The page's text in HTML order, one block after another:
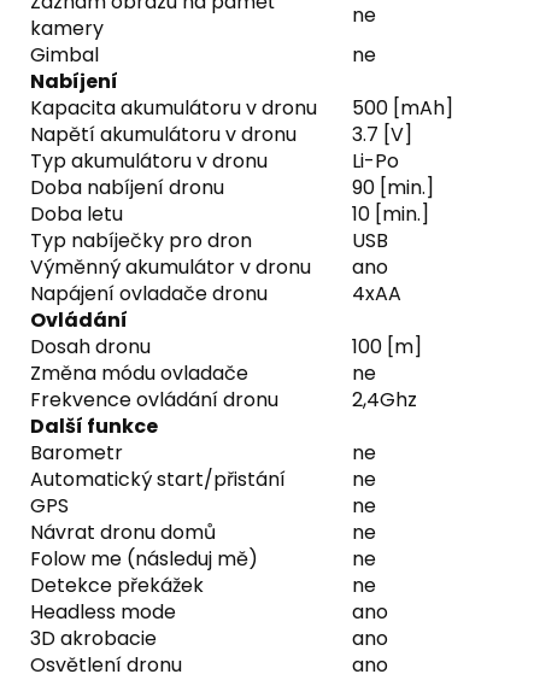
kamery
ne
Gimbal
ne
Nabíjení
Kapacita akumulátoru v dronu
500 [mAh]
Napětí akumulátoru v dronu
3.7 [V]
Typ akumulátoru v dronu
Li-Po
Doba nabíjení dronu
90 [min.]
Doba letu
10 [min.]
Typ nabíječky pro dron
USB
Výměnný akumulátor v dronu
ano
Napájení ovladače dronu
4xAA
Ovládání
Dosah dronu
100 [m]
Změna módu ovladače
ne
Frekvence ovládání dronu
2,4Ghz
Další funkce
Barometr
ne
Automatický start/přistání
ne
GPS
ne
Návrat dronu domů
ne
Folow me (následuj mě)
ne
Detekce překážek
ne
Headless mode
ano
3D akrobacie
ano
Osvětlení dronu
ano